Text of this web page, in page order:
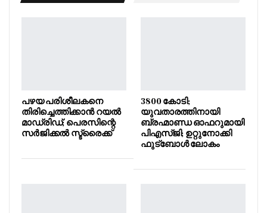
പഴയ പരിശീലകനെ
തിരിച്ചെത്തിക്കാൻ റയൽ
മാഡ്രിഡ്; പെരസിന്റെ
സർജിക്കൽ സ്ട്രൈക്ക്
3800 കോടി;
യുവതാരത്തിനായി
ബ്രഹ്മാണ്ഡ ഓഫറുമായി
പിഎസ്ജി; ഉറ്റുനോക്കി
ഫുട്ബോൾ ലോകം